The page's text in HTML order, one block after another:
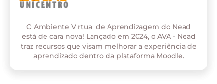
O Ambiente Virtual de Aprendizagem do Nead
está de cara nova! Lançado em 2024, o AVA - Nead
traz recursos que visam melhorar a experiência de
aprendizado dentro da plataforma Moodle.